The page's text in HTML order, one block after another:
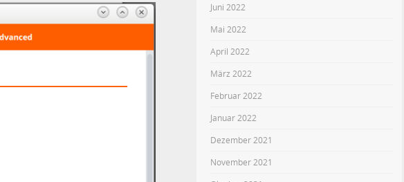
Juni 2022
Mai 2022
April 2022
März 2022
Februar 2022
Januar 2022
Dezember 2021
November 2021